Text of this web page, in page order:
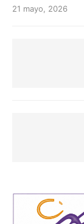
21 mayo, 2026